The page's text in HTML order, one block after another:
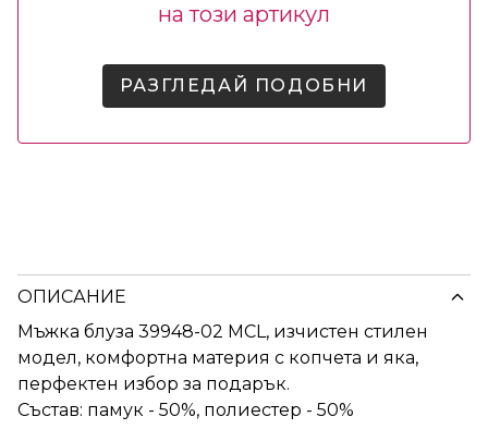
на този артикул
РАЗГЛЕДАЙ ПОДОБНИ
ОПИСАНИЕ
Мъжка блуза 39948-02 MCL, изчистен стилен
модел, комфортна материя с копчета и яка,
перфектен избор за подарък.
Състав: памук - 50%, полиестер - 50%